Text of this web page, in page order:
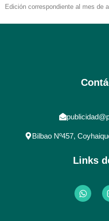
Edición correspondiente al mes de
Bilbao Nº457,
Links